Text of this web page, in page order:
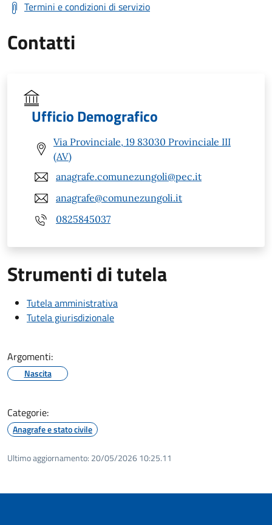
Termini e condizioni di servizio
Contatti
Ufficio Demografico
Via Provinciale, 19 83030 Provinciale III
(AV)
anagrafe.comunezungoli@pec.it
anagrafe@comunezungoli.it
0825845037
Strumenti di tutela
Tutela amministrativa
Tutela giurisdizionale
Argomenti:
Nascita
Categorie:
Anagrafe e stato civile
Ultimo aggiornamento: 20/05/2026 10:25.11